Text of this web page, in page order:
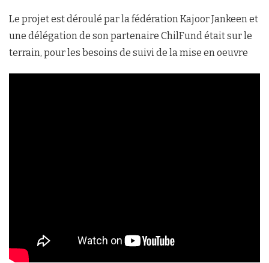
Le projet est déroulé par la fédération Kajoor Jankeen et
une délégation de son partenaire ChilFund était sur le
terrain, pour les besoins de suivi de la mise en oeuvre